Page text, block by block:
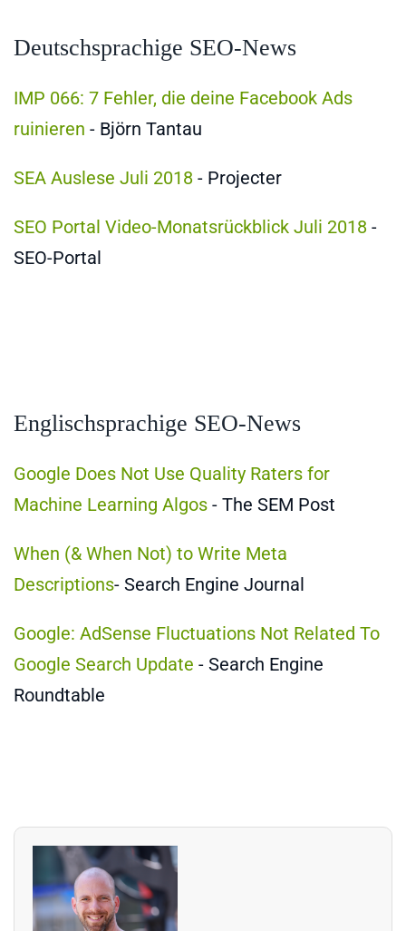
Deutschsprachige SEO-News
IMP 066: 7 Fehler, die deine Facebook Ads
ruinieren - Björn Tantau
SEA Auslese Juli 2018 - Projecter
SEO Portal Video-Monatsrückblick Juli 2018 -
SEO-Portal
Englischsprachige SEO-News
Google Does Not Use Quality Raters for
Machine Learning Algos - The SEM Post
When (& When Not) to Write Meta
Descriptions- Search Engine Journal
Google: AdSense Fluctuations Not Related To
Google Search Update - Search Engine
Roundtable